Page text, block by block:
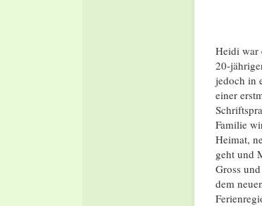
Heidi war
20-
jedoch in
einer
Familie
Heimat,
geht und
Gross
dem